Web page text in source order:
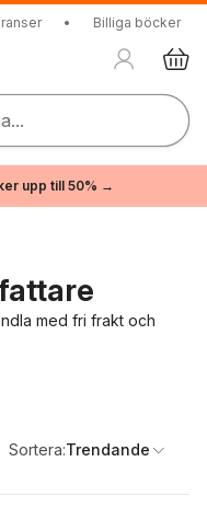
• Billiga böcker
upp till 50% →
med fri frakt och
Sortera:Trendande